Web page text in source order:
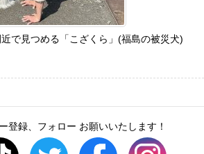
で見つめる「こざくら」(福島の被災犬)
登録、フォロー お願いいたします！